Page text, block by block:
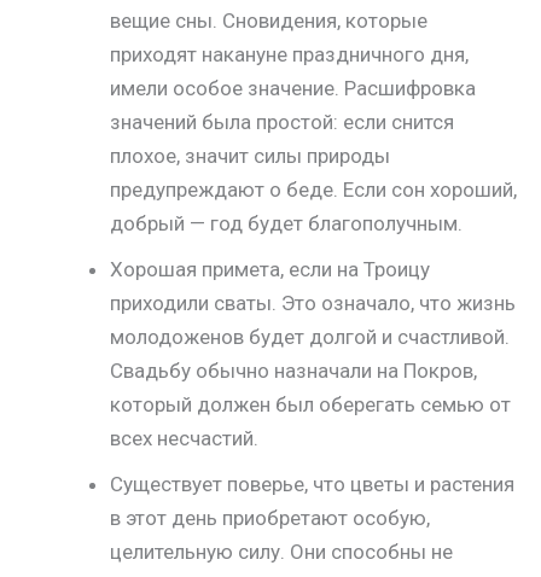
вещие сны. Сновидения, которые
приходят накануне праздничного дня,
имели особое значение. Расшифровка
значений была простой: если снится
плохое, значит силы природы
предупреждают о беде. Если сон хороший,
добрый — год будет благополучным.
Хорошая примета, если на Троицу
приходили сваты. Это означало, что жизнь
молодоженов будет долгой и счастливой.
Свадьбу обычно назначали на Покров,
который должен был оберегать семью от
всех несчастий.
Существует поверье, что цветы и растения
в этот день приобретают особую,
целительную силу. Они способны не